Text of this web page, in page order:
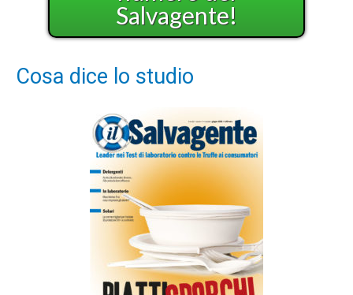
Salvagente!
Cosa dice lo studio